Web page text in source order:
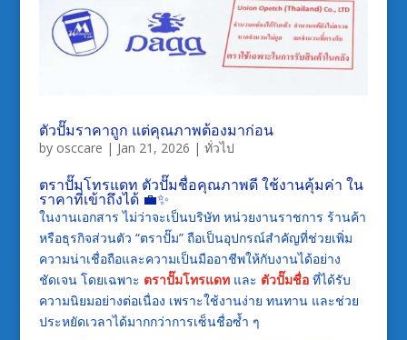
ตัวปั๊มราคาถูก แต่คุณภาพต้องมาก่อน
by osccare | Jan 21, 2026 | ทั่วไป
ตราปั๊มโทรแดท ตัวปั๊มชื่อคุณภาพดี ใช้งานคุ้มค่า ใน
ราคาที่เข้าถึงได้ 💼✨
ในงานเอกสาร ไม่ว่าจะเป็นบริษัท หน่วยงานราชการ ร้านค้า
หรือธุรกิจส่วนตัว “ตราปั๊ม” ถือเป็นอุปกรณ์สำคัญที่ช่วยเพิ่ม
ความน่าเชื่อถือและความเป็นมืออาชีพให้กับงานได้อย่าง
ชัดเจน โดยเฉพาะ ตราปั๊มโทรแดท และ ตัวปั๊มชื่อ ที่ได้รับ
ความนิยมอย่างต่อเนื่อง เพราะใช้งานง่าย ทนทาน และช่วย
ประหยัดเวลาได้มากกว่าการเซ็นชื่อซ้ำ ๆ